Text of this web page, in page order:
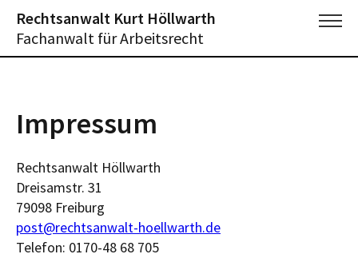
Rechtsanwalt Kurt Höllwarth
Fachanwalt für Arbeitsrecht
Impressum
Rechtsanwalt Höllwarth
Dreisamstr. 31
79098 Freiburg
post@rechtsanwalt-hoellwarth.de
Telefon: 0170-48 68 705